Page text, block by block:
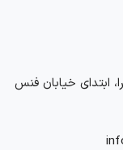
ابتدای خیابان فنس